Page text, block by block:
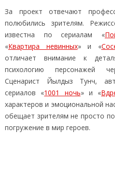
За проект отвечают
полюбились зрителям.
известна по сериалам «
«Квартира невинных» и «
отличает внимание к
психологию персонажей
Сценарист Йылдыз Тунч,
сериалов «1001 ночь» и «
характеров и эмоциональной
обещает зрителям не просто
погружение в мир героев.